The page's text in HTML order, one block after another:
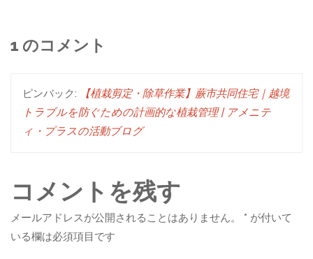
1 のコメント
ピンバック:
【植栽剪定・除草作業】蕨市共同住宅｜越境
トラブルを防ぐための計画的な植栽管理 | アメニテ
ィ・プラスの活動ブログ
コメントを残す
メールアドレスが公開されることはありません。 * が付いて
いる欄は必須項目です